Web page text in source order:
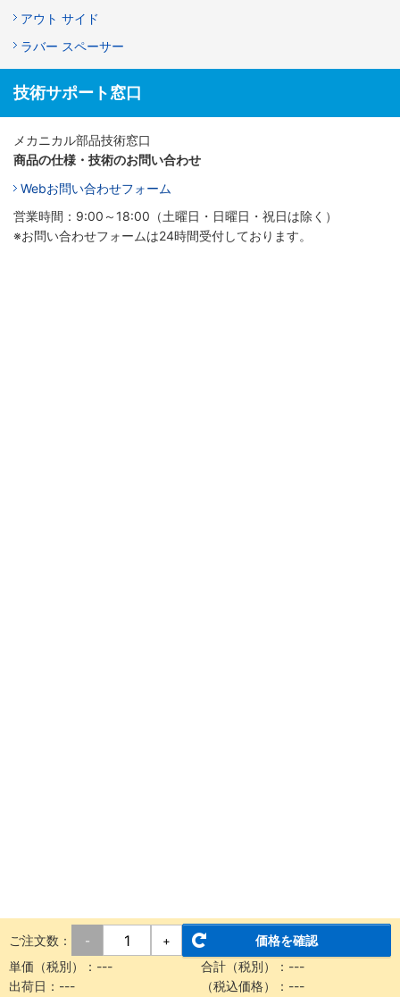
アウト サイド
ラバー スペーサー
技術サポート窓口
メカニカル部品技術窓口
商品の仕様・技術のお問い合わせ
Webお問い合わせフォーム
営業時間：9:00～18:00（土曜日・日曜日・祝日は除く）
※お問い合わせフォームは24時間受付しております。
ご注文数： - +
価格を確認
単価（税別）： --- 合計（税別）： ---
出荷日： --- （税込価格）： ---